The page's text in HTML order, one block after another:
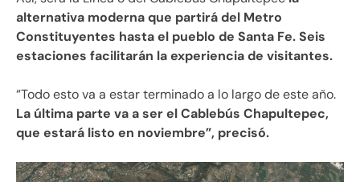
alternativa moderna que partirá del Metro
Constituyentes hasta el pueblo de Santa Fe. Seis
estaciones facilitarán la experiencia de visitantes.
“Todo esto va a estar terminado a lo largo de este año.
La última parte va a ser el Cablebús Chapultepec,
que estará listo en noviembre”, precisó.